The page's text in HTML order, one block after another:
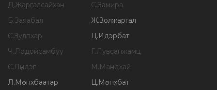
Д.Жаргалсайхан С.Замира
Б.Заяабал Ж.Золжаргал
С.Зулпхар Ц. Идэрбат
Ч .Лодойсамбуу Г.Лувсанжамц
С.Лүндэг М . Мандхай
Л . Мөнхбаатар Ц. Мөнхбат